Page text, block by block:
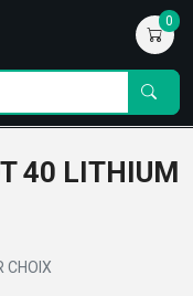
0
40 LITHIUM
CHOIX